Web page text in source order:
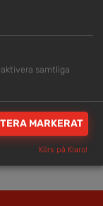
inom
hög
samtliga
MARKERAT
Körs på Klaro!